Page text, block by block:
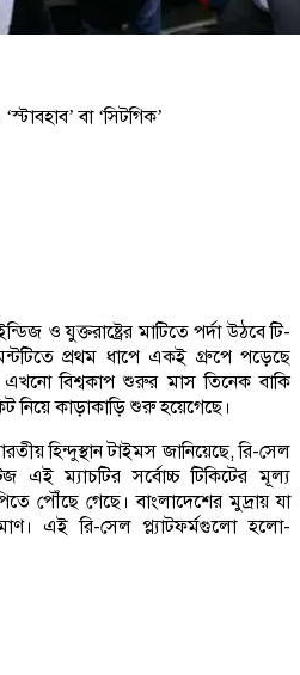
বা ‘সিটগিক’
ও যুক্তরাষ্ট্রের মাটিতে পর্দা উঠবে টি-
প্রথম ধাপে একই গ্রুপে পড়েছে
এখনো বিশ্বকাপ শুরুর মাস তিনেক বাকি
নিয়ে কাড়াকাড়ি শুরু হয়েগেছে।
হিন্দুস্থান টাইমস জানিয়েছে, রি-সেল
এই ম্যাচটির সর্বোচ্চ টিকিটের মূল্য
পৌঁছে গেছে। বাংলাদেশের মুদ্রায় যা
এই রি-সেল প্ল্যাটফর্মগুলো হলো-